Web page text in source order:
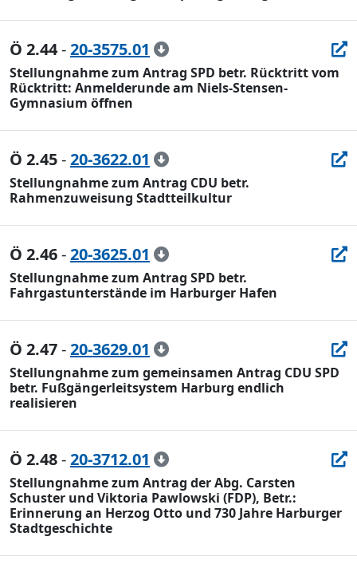
Ö 2.44-20-3575.01
Stellungnahme zum Antrag SPD betr. Rücktritt vom
Rücktritt: Anmelderunde am Niels-Stensen-
Gymnasium öffnen
Ö 2.45-20-3622.01
Stellungnahme zum Antrag CDU betr.
Rahmenzuweisung Stadtteilkultur
Ö 2.46-20-3625.01
Stellungnahme zum Antrag SPD betr.
Fahrgastunterstände im Harburger Hafen
Ö 2.47-20-3629.01
Stellungnahme zum gemeinsamen Antrag CDU SPD
betr. Fußgängerleitsystem Harburg endlich
realisieren
Ö 2.48-20-3712.01
Stellungnahme zum Antrag der Abg. Carsten
Schuster und Viktoria Pawlowski (FDP), Betr.:
Erinnerung an Herzog Otto und 730 Jahre Harburger
Stadtgeschichte